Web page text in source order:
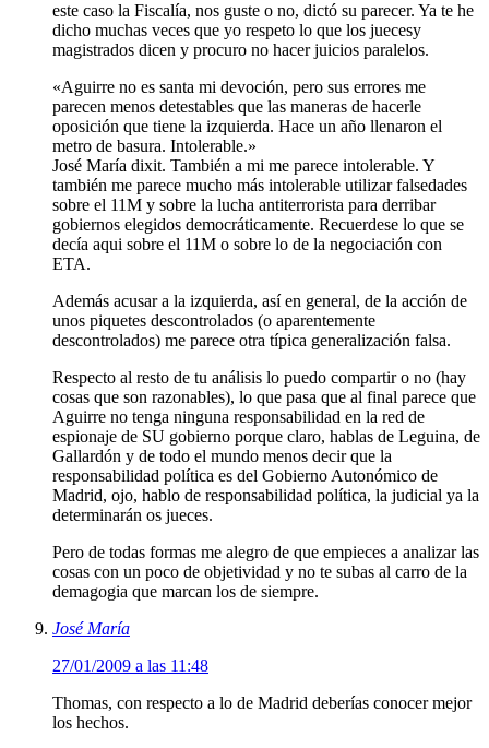
este caso la Fiscalía, nos guste o no, dictó su parecer. Ya te he
dicho muchas veces que yo respeto lo que los juecesy
magistrados dicen y procuro no hacer juicios paralelos.
«Aguirre no es santa mi devoción, pero sus errores me
parecen menos detestables que las maneras de hacerle
oposición que tiene la izquierda. Hace un año llenaron el
metro de basura. Intolerable.»
José María dixit. También a mi me parece intolerable. Y
también me parece mucho más intolerable utilizar falsedades
sobre el 11M y sobre la lucha antiterrorista para derribar
gobiernos elegidos democráticamente. Recuerdese lo que se
decía aqui sobre el 11M o sobre lo de la negociación con
ETA.
Además acusar a la izquierda, así en general, de la acción de
unos piquetes descontrolados (o aparentemente
descontrolados) me parece otra típica generalización falsa.
Respecto al resto de tu análisis lo puedo compartir o no (hay
cosas que son razonables), lo que pasa que al final parece que
Aguirre no tenga ninguna responsabilidad en la red de
espionaje de SU gobierno porque claro, hablas de Leguina, de
Gallardón y de todo el mundo menos decir que la
responsabilidad política es del Gobierno Autonómico de
Madrid, ojo, hablo de responsabilidad política, la judicial ya la
determinarán os jueces.
Pero de todas formas me alegro de que empieces a analizar las
cosas con un poco de objetividad y no te subas al carro de la
demagogia que marcan los de siempre.
José María
27/01/2009 a las 11:48
Thomas, con respecto a lo de Madrid deberías conocer mejor
los hechos.